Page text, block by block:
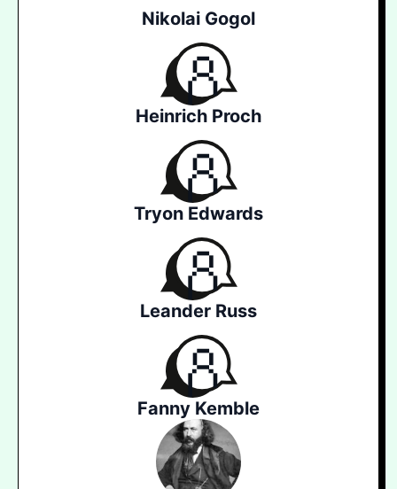
Nikolai Gogol
Heinrich Proch
Tryon Edwards
Leander Russ
Fanny Kemble